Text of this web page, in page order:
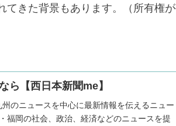
てきた背景もあります。（所有権
ら【西日本新聞me】
のニュースを中心に最新情報を伝えるニュー
福岡の社会、政治、経済などのニュースを提